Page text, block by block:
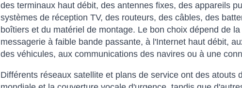
des terminaux haut débit, des antennes fixes, des appareils
systèmes de réception TV, des routeurs, des câbles, des
boîtiers et du matériel de montage. Le bon choix dépend de
messagerie à faible bande passante, à l'Internet haut débit,
des véhicules, aux communications des navires ou à une
Différents réseaux satellite et plans de service ont des